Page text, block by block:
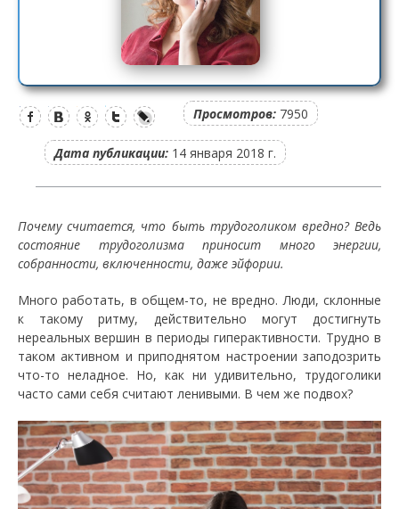
Просмотров: 7950
Дата публикации: 14 января 2018 г.
Почему считается, что быть трудоголиком вредно? Ведь
состояние трудоголизма приносит много энергии,
собранности, включенности, даже эйфории.
Много работать, в общем-то, не вредно. Люди, склонные
к такому ритму, действительно могут достигнуть
нереальных вершин в периоды гиперактивности. Трудно в
таком активном и приподнятом настроении заподозрить
что-то неладное. Но, как ни удивительно, трудоголики
часто сами себя считают ленивыми. В чем же подвох?